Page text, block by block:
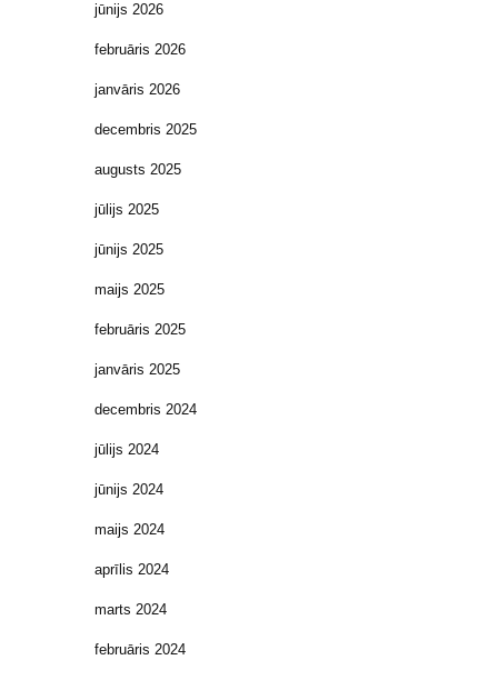
jūnijs 2026
februāris 2026
janvāris 2026
decembris 2025
augusts 2025
jūlijs 2025
jūnijs 2025
maijs 2025
februāris 2025
janvāris 2025
decembris 2024
jūlijs 2024
jūnijs 2024
maijs 2024
aprīlis 2024
marts 2024
februāris 2024